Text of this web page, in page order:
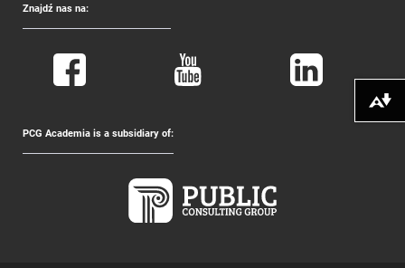
Znajdź nas na:
PCG Academia is a subsidiary of:
Pobierz